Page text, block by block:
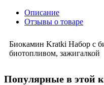
Описание
Отзывы о товаре
Биокамин Kratki Набор с
биотопливом, зажигалкой
Популярные в этой